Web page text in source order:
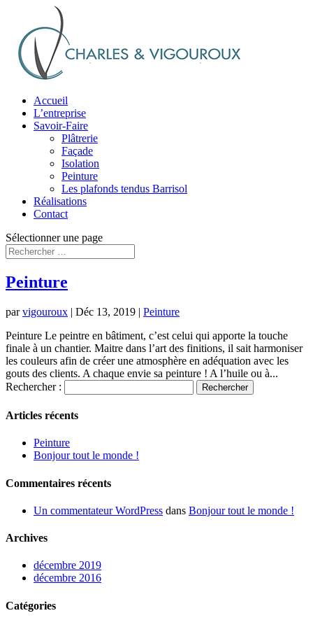
Accueil
L’entreprise
Savoir-Faire
Plâtrerie
Façade
Isolation
Peinture
Les plafonds tendus Barrisol
Réalisations
Contact
Sélectionner une page
Peinture
parvigouroux | Déc 13, 2019 | Peinture
Peinture Le peintre en bâtiment, c’est celui qui apporte la touche
finale à un chantier. Maitre dans l’art des finitions, il sait harmoniser
les couleurs afin de créer une atmosphère en adéquation avec les
gouts des clients. A chaque envie sa peinture ! A l’huile ou à...
Rechercher :
Articles récents
Peinture
Bonjour tout le monde !
Commentaires récents
Un commentateur WordPress dans Bonjour tout le monde !
Archives
décembre 2019
décembre 2016
Catégories